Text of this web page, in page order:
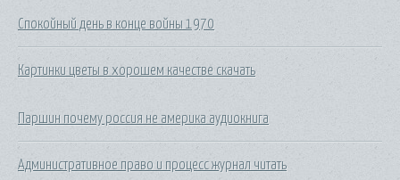
Спокойный день в конце войны 1970
Картинки цветы в хорошем качестве скачать
Паршин почему россия не америка аудиокнига
Административное право и процесс журнал читать